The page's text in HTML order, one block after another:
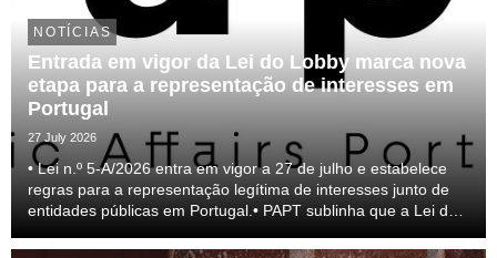
NOTÍCIAS
Entrada em vigor da Lei do Lobby marca nova
etapa para a representação de interesses em
Portugal
27 July 2026
• Lei n.º 5-A/2026 entra em vigor a 27 de julho e estabelece
regras para a representação legítima de interesses junto de
entidades públicas em Portugal.• PAPT sublinha que a Lei do
do setor e para a transparên...